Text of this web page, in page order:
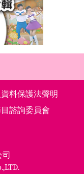
料保護法聲明
諮詢委員會